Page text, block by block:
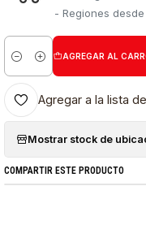
- Regiones
Cantidad
AGREGAR AL
Agregar a la lista
Mostrar stock de
COMPARTIR ESTE PRODUCTO